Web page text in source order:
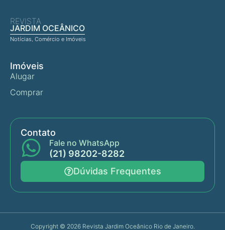
REVISTA
JARDIM OCEÂNICO
Notícias, Comércio e Imóveis
Imóveis
Alugar
Comprar
Contato
Fale no WhatsApp
(21) 98202-8282
Dúvidas Frequentes
Copyright © 2026 Revista Jardim Oceânico Rio de Janeiro.